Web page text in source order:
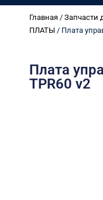
Главная / Запчасти
ПЛАТЫ / Плата
Плата
TPR60 v2